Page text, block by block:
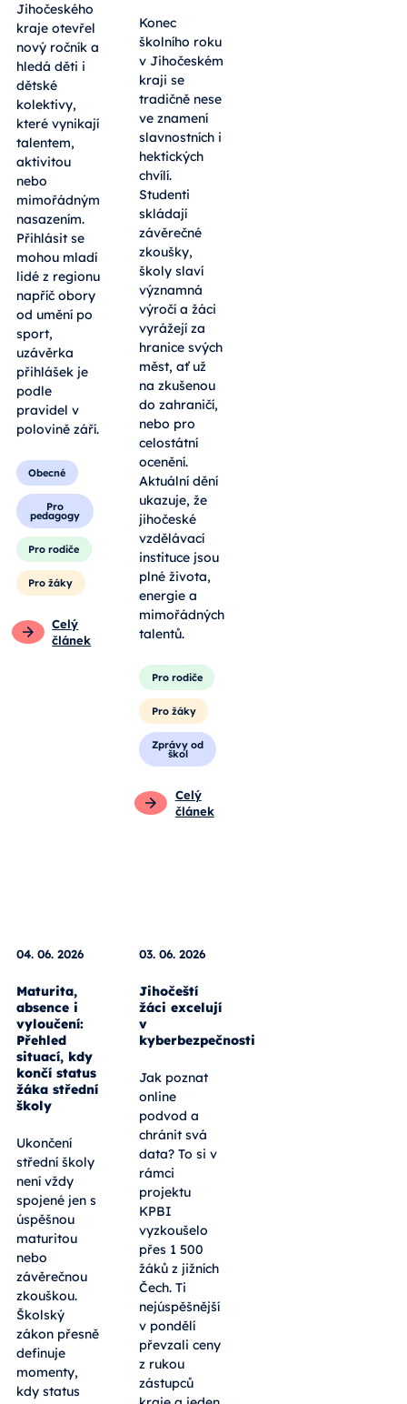
Jihočeského
kraje otevřel
nový ročník a
hledá děti i
dětské
kolektivy,
které vynikají
talentem,
aktivitou
nebo
mimořádným
nasazením.
Přihlásit se
mohou mladí
lidé z regionu
napříč obory
od umění po
sport,
uzávěrka
přihlášek je
podle
pravidel v
polovině září.
Obecné
Pro
pedagogy
Pro rodiče
Pro žáky
Celý
článek
Konec
školního roku
v Jihočeském
kraji se
tradičně nese
ve znamení
slavnostních i
hektických
chvílí.
Studenti
skládají
závěrečné
zkoušky,
školy slaví
významná
výročí a žáci
vyrážejí za
hranice svých
měst, ať už
na zkušenou
do zahraničí,
nebo pro
celostátní
ocenění.
Aktuální dění
ukazuje, že
jihočeské
vzdělávací
instituce jsou
plné života,
energie a
mimořádných
talentů.
Pro rodiče
Pro žáky
Zprávy od
škol
Celý
článek
04. 06. 2026
Maturita,
absence i
vyloučení:
Přehled
situací, kdy
končí status
žáka střední
školy
Ukončení
střední školy
není vždy
spojené jen s
úspěšnou
maturitou
nebo
závěrečnou
zkouškou.
Školský
zákon přesně
definuje
momenty,
kdy status
03. 06. 2026
Jihočeští
žáci excelují
v
kyberbezpečnosti
Jak poznat
online
podvod a
chránit svá
data? To si v
rámci
projektu
KPBI
vyzkoušelo
přes 1 500
žáků z jižních
Čech. Ti
nejúspěšnější
v pondělí
převzali ceny
z rukou
zástupců